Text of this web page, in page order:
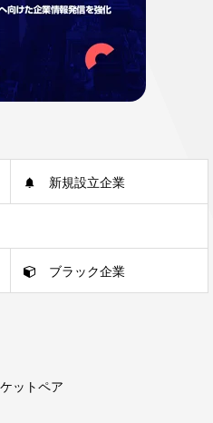
新規設立企業
ブラック企業
ットペア